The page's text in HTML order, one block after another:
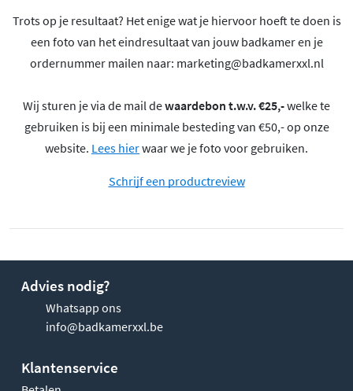
Trots op je resultaat? Het enige wat je hiervoor hoeft te doen is
een foto van het eindresultaat van jouw badkamer en je
ordernummer mailen naar: marketing@badkamerxxl.nl
Wij sturen je via de mail dewaardebon t.w.v. €25,-welke te
gebruiken is bij een minimale besteding van €50,- op onze
website. Lees hierwaar we je foto voor gebruiken.
Schrijf een productreview
Advies nodig?
Whatsapp ons
info@badkamerxxl.be
Klantenservice